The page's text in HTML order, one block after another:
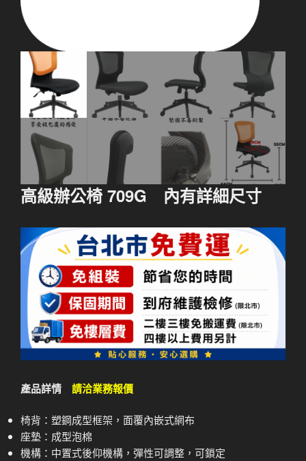
高級辦公椅 709G 內有詳細尺寸
產品詳情 請洽業務報價
椅背：塑鋼成型框架，面覆內嵌式網布
座墊：成型泡棉
機構：中置式後仰機構，彈性可調整，可鎖定